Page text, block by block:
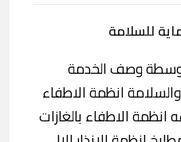
للسلامة
وصف الخدمة
انظمة الاطفاء
انظمة الاطفاء بالغازات